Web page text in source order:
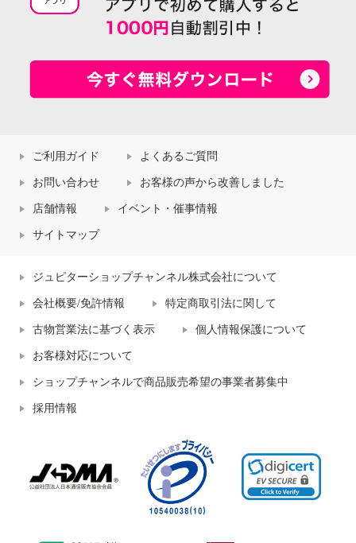
ご利用ガイド よくあるご質問
お問い合わせ お客様の声から改善しました
店舗情報 イベント・催事情報
サイトマップ
ジュピターショップチャンネル株式会社について
会社概要/免許情報 特定商取引法に関して
古物営業法に基づく表示 個人情報保護について
お客様対応について
ショップチャンネルで商品販売希望の事業者募集中
採用情報